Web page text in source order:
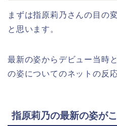
まずは指原莉乃さんの目の
と思います。
最新の姿からデビュー当時
の姿についてのネットの反
指原莉乃の最新の姿が